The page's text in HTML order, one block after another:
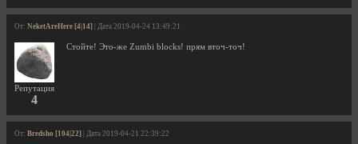
От: NeketAreHere [4|14] | Дата 2019-04-24 13:49:21
Репутация
4
Стойте! Это-же Zumbi blocks! прям вточ-точ!
От: Bredsho [104|22] | Дата 2019-04-21 22:39:22